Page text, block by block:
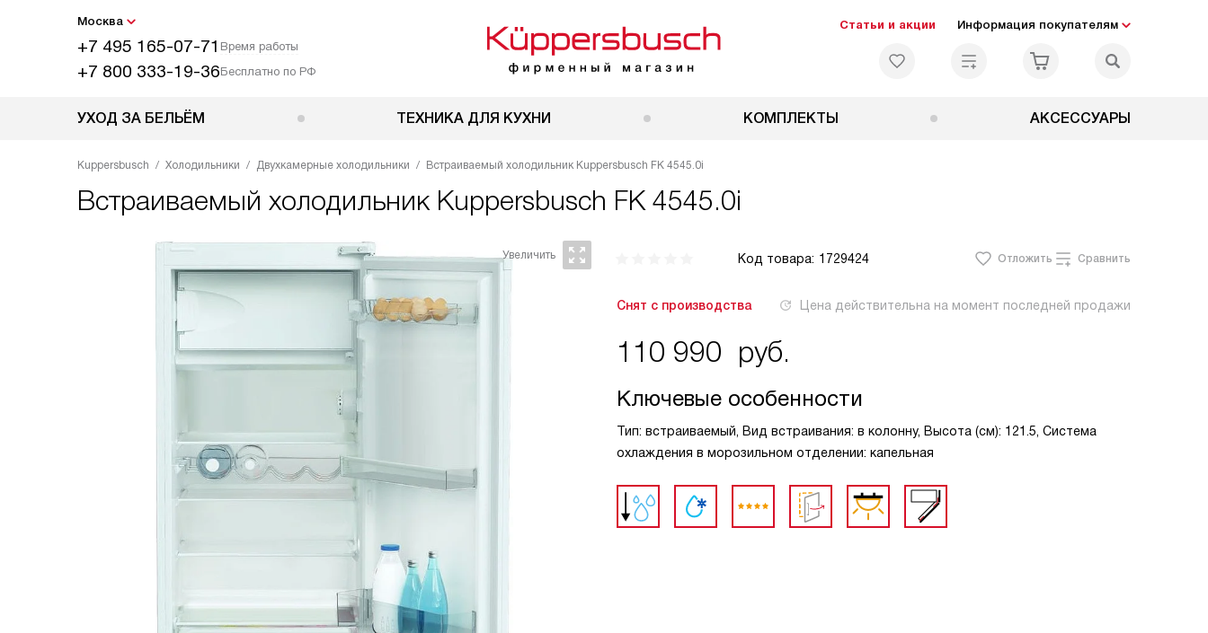
Москва
+7 495 165-07-71 Время работы
+7 800 333-19-36Бесплатно по РФ
Статьи и акции Информация покупателям
УХОД ЗА БЕЛЬЁМ ТЕХНИКА ДЛЯ КУХНИ КОМПЛЕКТЫ АКСЕССУАРЫ
Kuppersbusch Холодильники Двухкамерные холодильники Встраиваемый холодильник Kuppersbusch FK 4545.0i
Встраиваемый холодильник Kuppersbusch FK 4545.0i
Код товара: 1729424 Отложить Сравнить
Снят с производства Цена действительна на момент последней продажи
110 990 руб.
Ключевые особенности
Тип: встраиваемый, Вид встраивания: в колонну, Высота (см): 121.5, Система
охлаждения в морозильном отделении: капельная